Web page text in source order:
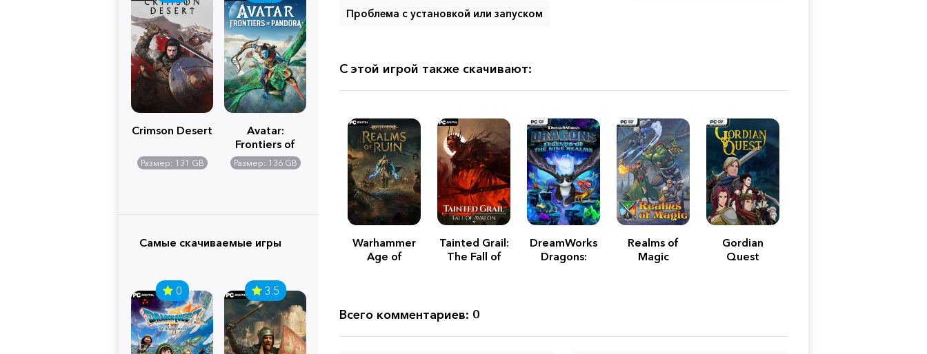
Crimson Desert
Размер: 131 GB
Avatar:
Frontiers of
Pandora
Размер: 136 GB
Самые скачиваемые игры
0 3.5
Проблема с установкой или запуском
С этой игрой также скачивают:
Warhammer
Age of
Tainted Grail:
The Fall of
DreamWorks
Dragons:
Realms of
Magic
Gordian
Quest
Всего комментариев: 0